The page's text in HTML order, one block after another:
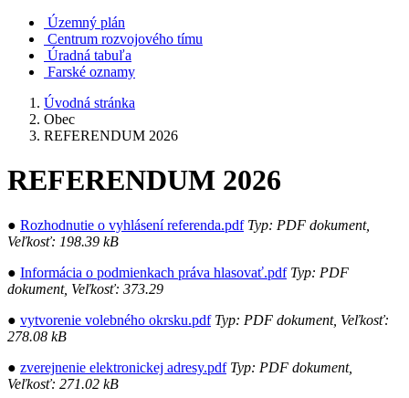
Územný plán
Centrum rozvojového tímu
Úradná tabuľa
Farské oznamy
Úvodná stránka
Obec
REFERENDUM 2026
REFERENDUM 2026
● Rozhodnutie o vyhlásení referenda.pdfTyp: PDF dokument,
Veľkosť: 198.39 kB
● Informácia o podmienkach práva hlasovať.pdfTyp: PDF
dokument, Veľkosť: 373.29
● vytvorenie volebného okrsku.pdfTyp: PDF dokument, Veľkosť:
278.08 kB
● zverejnenie elektronickej adresy.pdfTyp: PDF dokument,
Veľkosť: 271.02 kB